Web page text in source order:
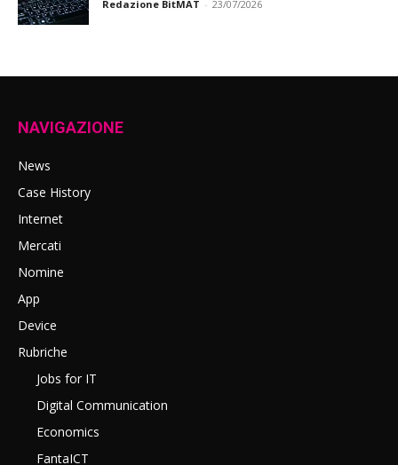
Redazione BitMAT - 23/07/2026
NAVIGAZIONE
News
Case History
Internet
Mercati
Nomine
App
Device
Rubriche
Jobs for IT
Digital Communication
Economics
FantaICT